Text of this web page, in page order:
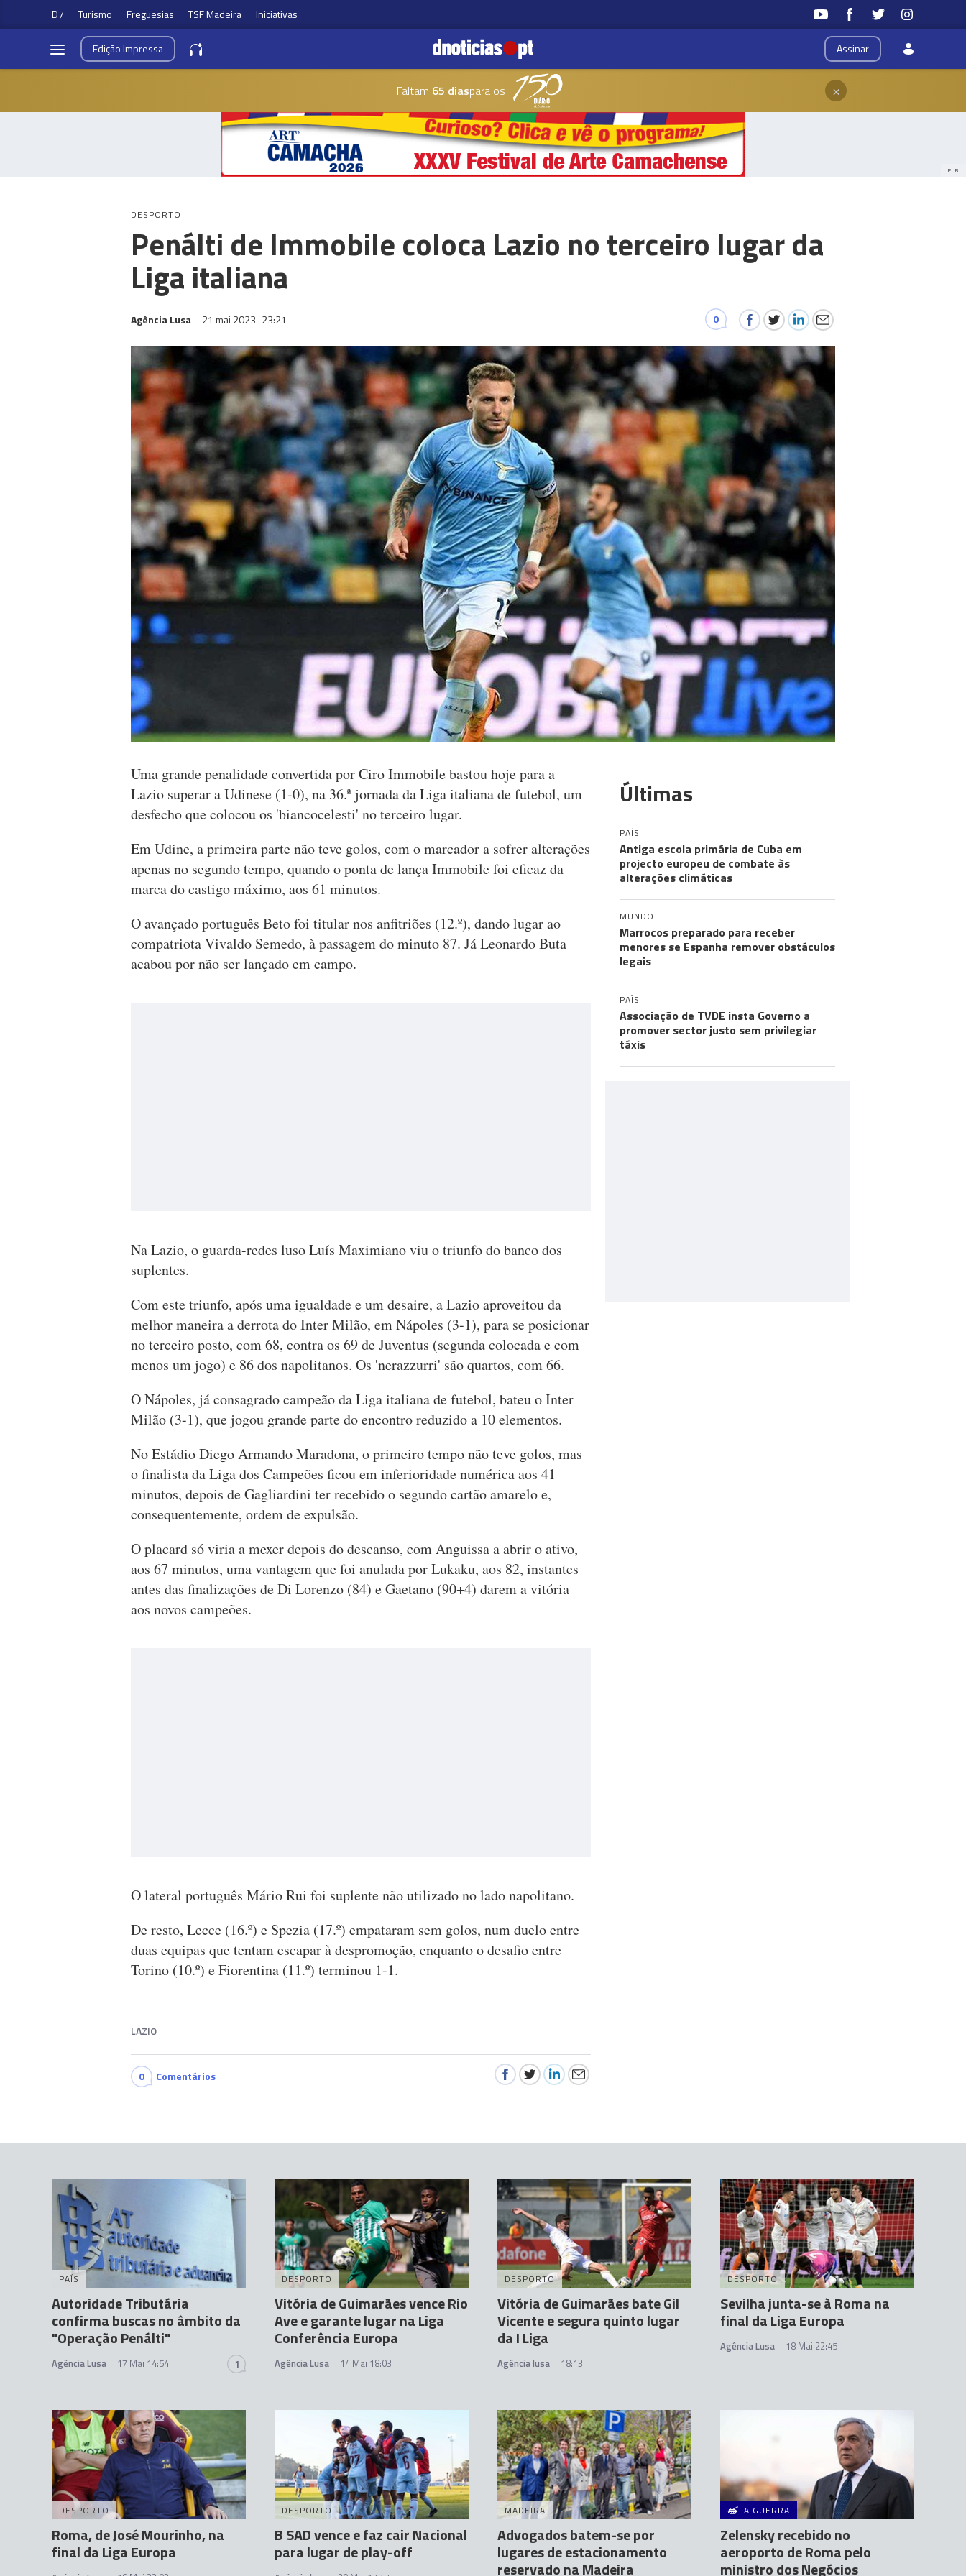
D7 Turismo Freguesias TSF Madeira Iniciativas
Assinar
EdiçãoImpressa
Faltam 65 diaspara os ×
PUB
DESPORTO
Penálti de Immobile coloca Lazio no terceiro lugar da
Liga italiana
Agência Lusa 21 mai 2023 23:21 0
Uma grande penalidade convertida por Ciro Immobile bastou hoje para a
Lazio superar a Udinese (1-0), na 36.ª jornada da Liga italiana de futebol, um
desfecho que colocou os 'biancocelesti' no terceiro lugar.
Em Udine, a primeira parte não teve golos, com o marcador a sofrer alterações
apenas no segundo tempo, quando o ponta de lança Immobile foi eficaz da
marca do castigo máximo, aos 61 minutos.
O avançado português Beto foi titular nos anfitriões (12.º), dando lugar ao
compatriota Vivaldo Semedo, à passagem do minuto 87. Já Leonardo Buta
acabou por não ser lançado em campo.
Na Lazio, o guarda-redes luso Luís Maximiano viu o triunfo do banco dos
suplentes.
Com este triunfo, após uma igualdade e um desaire, a Lazio aproveitou da
melhor maneira a derrota do Inter Milão, em Nápoles (3-1), para se posicionar
no terceiro posto, com 68, contra os 69 de Juventus (segunda colocada e com
menos um jogo) e 86 dos napolitanos. Os 'nerazzurri' são quartos, com 66.
O Nápoles, já consagrado campeão da Liga italiana de futebol, bateu o Inter
Milão (3-1), que jogou grande parte do encontro reduzido a 10 elementos.
No Estádio Diego Armando Maradona, o primeiro tempo não teve golos, mas
o finalista da Liga dos Campeões ficou em inferioridade numérica aos 41
minutos, depois de Gagliardini ter recebido o segundo cartão amarelo e,
consequentemente, ordem de expulsão.
O placard só viria a mexer depois do descanso, com Anguissa a abrir o ativo,
aos 67 minutos, uma vantagem que foi anulada por Lukaku, aos 82, instantes
antes das finalizações de Di Lorenzo (84) e Gaetano (90+4) darem a vitória
aos novos campeões.
O lateral português Mário Rui foi suplente não utilizado no lado napolitano.
De resto, Lecce (16.º) e Spezia (17.º) empataram sem golos, num duelo entre
duas equipas que tentam escapar à despromoção, enquanto o desafio entre
Torino (10.º) e Fiorentina (11.º) terminou 1-1.
LAZIO
0 Comentários
Últimas
PAÍS
Antiga escola primária de Cuba em
projecto europeu de combate às
alterações climáticas
MUNDO
Marrocos preparado para receber
menores se Espanha remover obstáculos
legais
PAÍS
Associação de TVDE insta Governo a
promover sector justo sem privilegiar
táxis
PAÍS
Autoridade Tributária
confirma buscas no âmbito da
"Operação Penálti"
Agência Lusa 17 Mai 14:54 1
DESPORTO
Vitória de Guimarães vence Rio
Ave e garante lugar na Liga
Conferência Europa
Agência Lusa 14 Mai 18:03
DESPORTO
Vitória de Guimarães bate Gil
Vicente e segura quinto lugar
da I Liga
Agência lusa 18:13
DESPORTO
Sevilha junta-se à Roma na
final da Liga Europa
Agência Lusa 18 Mai 22:45
DESPORTO
Roma, de José Mourinho, na
final da Liga Europa
DESPORTO
B SAD vence e faz cair Nacional
para lugar de play-off
MADEIRA
Advogados batem-se por
lugares de estacionamento
reservado na Madeira
A GUERRA
Zelensky recebido no
aeroporto de Roma pelo
ministro dos Negócios